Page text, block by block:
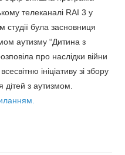
телеканалі RAI 3 у
студії була засновниця
аутизму “Дитина з
про наслідки війни
ініціативу зі збору
дітей з аутизмом.